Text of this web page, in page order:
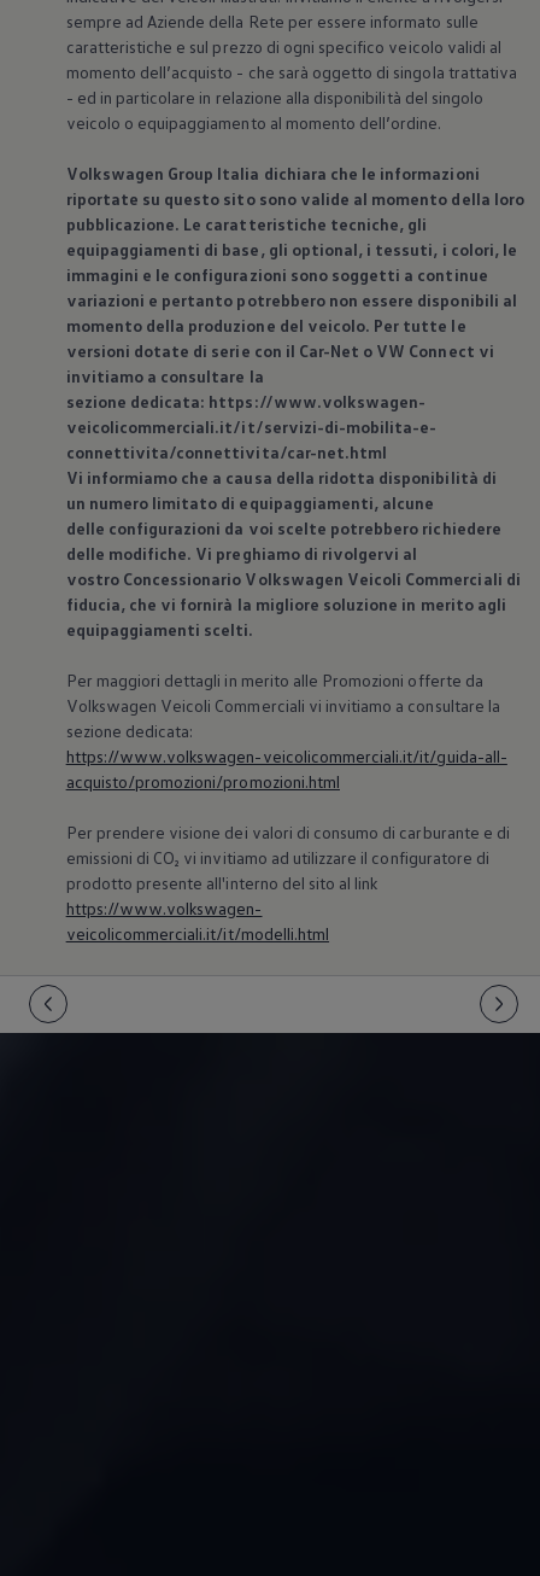
sempre ad Aziende della Rete per essere informato sulle
caratteristiche e sul prezzo di ogni specifico veicolo validi al
momento dell’acquisto - che sarà oggetto di singola trattativa
- ed in particolare in relazione alla disponibilità del singolo
veicolo o equipaggiamento al momento dell’ordine.
Volkswagen Group Italia dichiara che le informazioni
riportate su questo sito sono valide al momento della loro
pubblicazione. Le caratteristiche tecniche, gli
equipaggiamenti di base, gli optional, i tessuti, i colori, le
immagini e le configurazioni sono soggetti a continue
variazioni e pertanto potrebbero non essere disponibili al
momento della produzione del veicolo. Per tutte le
versioni dotate di serie con il Car-Net o VW Connect vi
invitiamo a consultare la
sezione dedicata: https://www.volkswagen-
veicolicommerciali.it/it/servizi-di-mobilita-e-
connettivita/connettivita/car-net.html
Vi informiamo che a causa della ridotta disponibilità di
un numero limitato di equipaggiamenti, alcune
delle configurazioni da voi scelte potrebbero richiedere
delle modifiche. Vi preghiamo di rivolgervi al
vostro Concessionario Volkswagen Veicoli Commerciali di
fiducia, che vi fornirà la migliore soluzione in merito agli
equipaggiamenti scelti.
Per maggiori dettagli in merito alle Promozioni offerte da
Volkswagen Veicoli Commerciali vi invitiamo a consultare la
sezione dedicata:
https://www.volkswagen-veicolicommerciali.it/it/guida-all-
acquisto/promozioni/promozioni.html
Per prendere visione dei valori di consumo di carburante e di
emissioni di CO₂ vi invitiamo ad utilizzare il configuratore di
prodotto presente all'interno del sito al link
https://www.volkswagen-
veicolicommerciali.it/it/modelli.html